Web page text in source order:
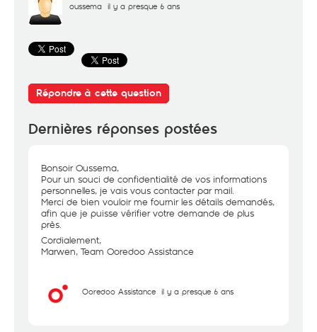
oussema il y a presque 6 ans
Répondre à cette question
Dernières réponses postées
Bonsoir Oussema,
Pour un souci de confidentialité de vos informations
personnelles, je vais vous contacter par mail.
Merci de bien vouloir me fournir les détails demandés,
afin que je puisse vérifier votre demande de plus
près.
Cordialement,
Marwen, Team Ooredoo Assistance
Ooredoo Assistance il y a presque 6 ans